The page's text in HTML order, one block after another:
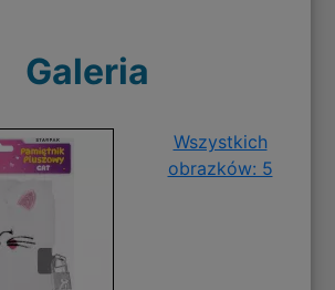
Galeria
Wszystkich
obrazków: 5